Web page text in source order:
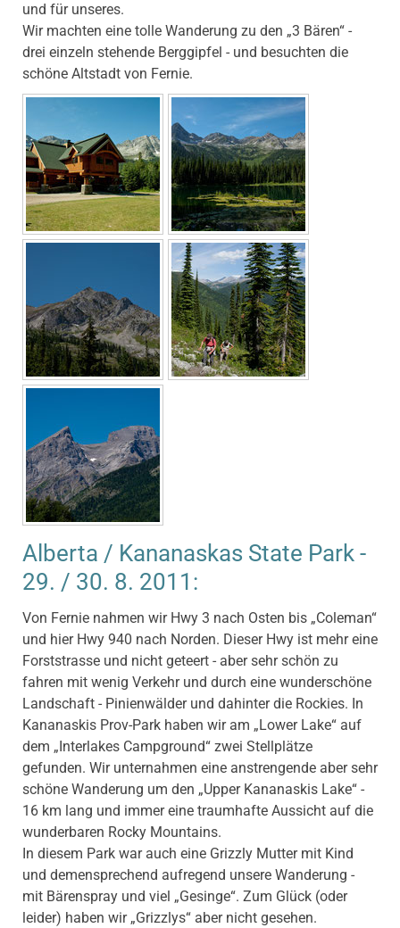
und für unseres.
Wir machten eine tolle Wanderung zu den „3 Bären“ -
drei einzeln stehende Berggipfel - und besuchten die
schöne Altstadt von Fernie.
Alberta / Kananaskas State Park -
29. / 30. 8. 2011:
Von Fernie nahmen wir Hwy 3 nach Osten bis „Coleman“
und hier Hwy 940 nach Norden. Dieser Hwy ist mehr eine
Forststrasse und nicht geteert - aber sehr schön zu
fahren mit wenig Verkehr und durch eine wunderschöne
Landschaft - Pinienwälder und dahinter die Rockies. In
Kananaskis Prov-Park haben wir am „Lower Lake“ auf
dem „Interlakes Campground“ zwei Stellplätze
gefunden. Wir unternahmen eine anstrengende aber sehr
schöne Wanderung um den „Upper Kananaskis Lake“ -
16 km lang und immer eine traumhafte Aussicht auf die
wunderbaren Rocky Mountains.
In diesem Park war auch eine Grizzly Mutter mit Kind
und demensprechend aufregend unsere Wanderung -
mit Bärenspray und viel „Gesinge“. Zum Glück (oder
leider) haben wir „Grizzlys“ aber nicht gesehen.